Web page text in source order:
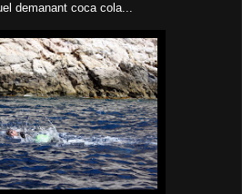
demanant coca cola...